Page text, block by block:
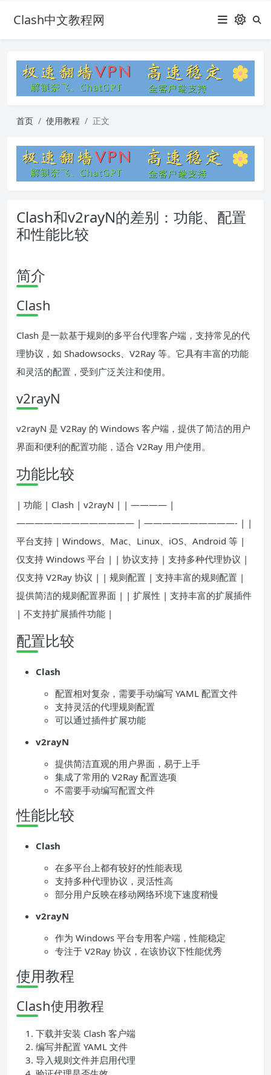
Clash中文教程网
首页 使用教程 正文
Clash和v2rayN的差别：功能、配置
和性能比较
简介
Clash
Clash 是一款基于规则的多平台代理客户端，支持常见的代
理协议，如 Shadowsocks、V2Ray 等。它具有丰富的功能
和灵活的配置，受到广泛关注和使用。
v2rayN
v2rayN 是 V2Ray 的 Windows 客户端，提供了简洁的用户
界面和便利的配置功能，适合 V2Ray 用户使用。
功能比较
| 功能 | Clash | v2rayN | | ———— |
————————————— | ——————————- | |
平台支持 | Windows、Mac、Linux、iOS、Android 等 |
仅支持 Windows 平台 | | 协议支持 | 支持多种代理协议 |
仅支持 V2Ray 协议 | | 规则配置 | 支持丰富的规则配置 |
提供简洁的规则配置界面 | | 扩展性 | 支持丰富的扩展插件
| 不支持扩展插件功能 |
配置比较
Clash
配置相对复杂，需要手动编写 YAML 配置文件
支持灵活的代理规则配置
可以通过插件扩展功能
v2rayN
提供简洁直观的用户界面，易于上手
集成了常用的 V2Ray 配置选项
不需要手动编写配置文件
性能比较
Clash
在多平台上都有较好的性能表现
支持多种代理协议，灵活性高
部分用户反映在移动网络环境下速度稍慢
v2rayN
作为 Windows 平台专用客户端，性能稳定
专注于 V2Ray 协议，在该协议下性能优秀
使用教程
Clash使用教程
下载并安装 Clash 客户端
编写并配置 YAML 文件
导入规则文件并启用代理